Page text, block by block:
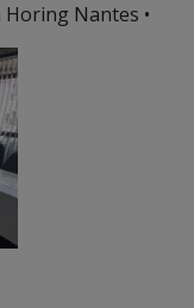
Nantes •